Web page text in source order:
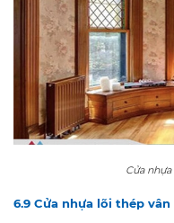
Cửa
6.9 Cửa nhựa lõi thép